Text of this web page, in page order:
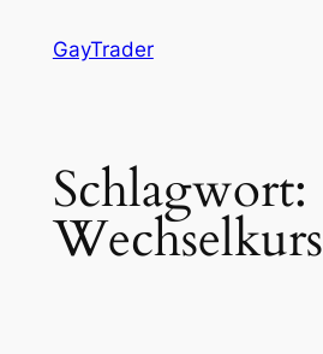
InhaltGayTrader
Schlagwort:
Wechselkurs